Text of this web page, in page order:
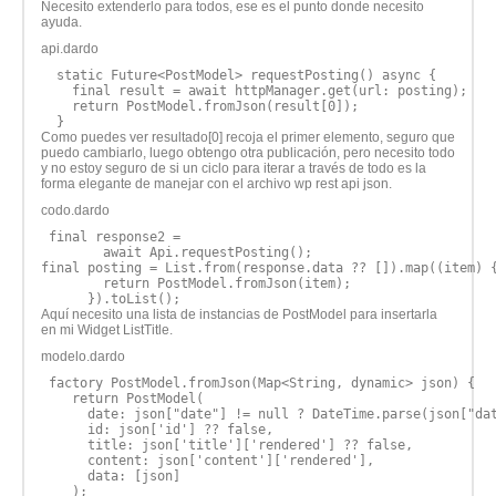
Necesito extenderlo para todos, ese es el punto donde necesito
ayuda.
api.dardo
  static Future<PostModel> requestPosting() async {
    final result = await httpManager.get(url: posting);
    return PostModel.fromJson(result[0]);
Como puedes ver resultado[0] recoja el primer elemento, seguro que
puedo cambiarlo, luego obtengo otra publicación, pero necesito todo
y no estoy seguro de si un ciclo para iterar a través de todo es la
forma elegante de manejar con el archivo wp rest api json.
codo.dardo
final response2 =
        await Api.requestPosting();
final posting = List.from(response.data ?? []).map((item)
        return PostModel.fromJson(item);
Aquí necesito una lista de instancias de PostModel para insertarla
en mi Widget ListTitle.
modelo.dardo
factory PostModel.fromJson(Map<String, dynamic> json) {
    return PostModel(
date: json["date"] != null ?
      id: json['id'] ?? false,
      title: json['title']['rendered'] ?? false,
      content: json['content']['rendered'],
      data: [json]
    );